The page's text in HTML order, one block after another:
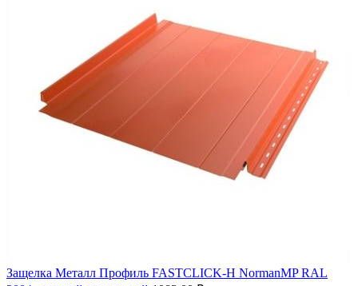
Защелка Металл Профиль FASTCLICK-Н NormanMP RAL